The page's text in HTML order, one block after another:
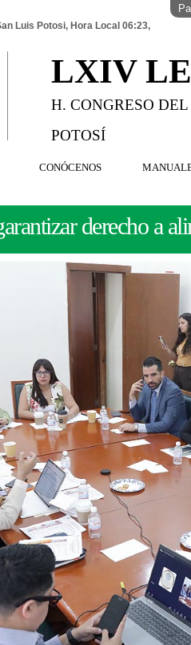
Luis Potosi, Hora Local 06:23,
LXIV
H. CONGRESO
POTOSÍ
CONÓCENOS
derecho a